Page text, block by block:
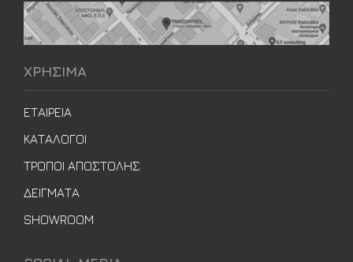
ΧΡΗΣΙΜΑ
ΕΤΑΙΡΕΙΑ
ΚΑΤΑΛΟΓΟΙ
ΤΡΟΠΟΙ ΑΠΟΣΤΟΛΗΣ
ΔΕΙΓΜΑΤΑ
SHOWROOM